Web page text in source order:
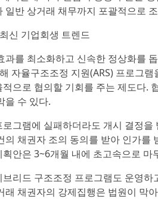
일반 상거래 채무까지 포괄적으로
신 기업회생 트렌드
과를 최소화하고 신속한 정상화를
자율구조조정 지원(ARS) 프로그
으로 협의할 기회를 주는 제도다.
을 수 있다.
그램에 실패하더라도 개시 결정
의 채권자 조의 동의를 받아 인가
안은 3~6개월 내에 초고속으로 마
리드 구조조정 프로그램도 운영하
래 채권자의 강제집행은 법원이 막